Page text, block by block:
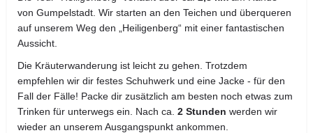
von Gumpelstadt. Wir starten an den Teichen und überqueren
auf unserem Weg den „Heiligenberg“ mit einer fantastischen
Aussicht.
Die Kräuterwanderung ist leicht zu gehen. Trotzdem
empfehlen wir dir festes Schuhwerk und eine Jacke - für den
Fall der Fälle! Packe dir zusätzlich am besten noch etwas zum
Trinken für unterwegs ein. Nach ca. 2 Stunden werden wir
wieder an unserem Ausgangspunkt ankommen.